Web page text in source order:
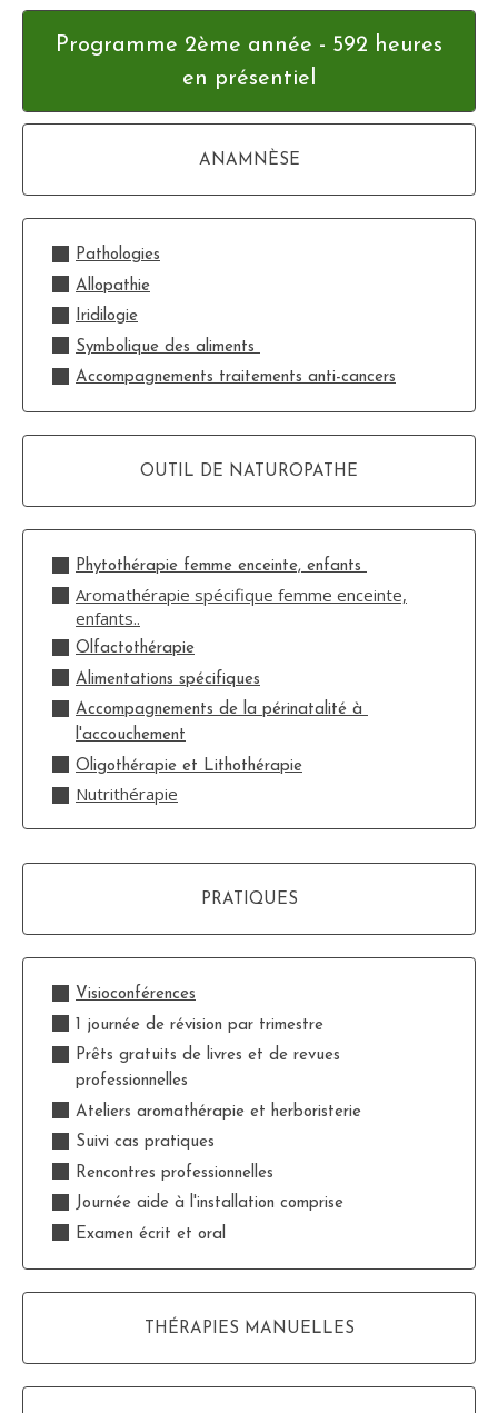
Programme 2ème année - 592 heures
en présentiel
ANAMNÈSE
Pathologies
Allopathie
Iridilogie
Symbolique des aliments
Accompagnements traitements anti-cancers
OUTIL DE NATUROPATHE
Phytothérapie femme enceinte, enfants
Aromathérapie spécifique femme enceinte,
enfants..
Olfactothérapie
Alimentations spécifiques
Accompagnements de la périnatalité à
l'accouchement
Oligothérapie et Lithothérapie
Nutrithérapie
PRATIQUES
Visioconférences
1 journée de révision par trimestre
Prêts gratuits de livres et de revues
professionnelles
Ateliers aromathérapie et herboristerie
Suivi cas pratiques
Rencontres professionnelles
Journée aide à l'installation comprise
Examen écrit et oral
THÉRAPIES MANUELLES